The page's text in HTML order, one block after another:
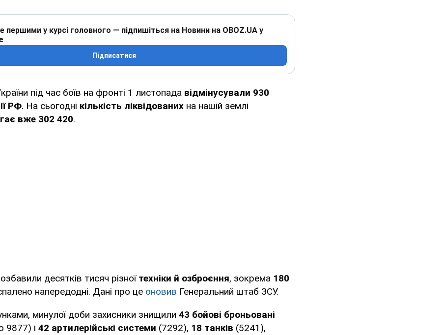
першими у курсі головного — підпишіться на Новини на OBOZ.UA у
Підписатися
під час боїв на фронті 1 листопада відмінусували 930
РФ. На сьогодні кількість ліквідованих на нашій землі
вже 302 420.
десятків тисяч різної техніки й озброєння, зокрема 180
напередодні. Дані про це оновив Генеральний штаб ЗСУ.
минулої доби захисники знищили 43 бойові броньовані
9877) і 42 артилерійські системи (7292), 18 танків (5241),